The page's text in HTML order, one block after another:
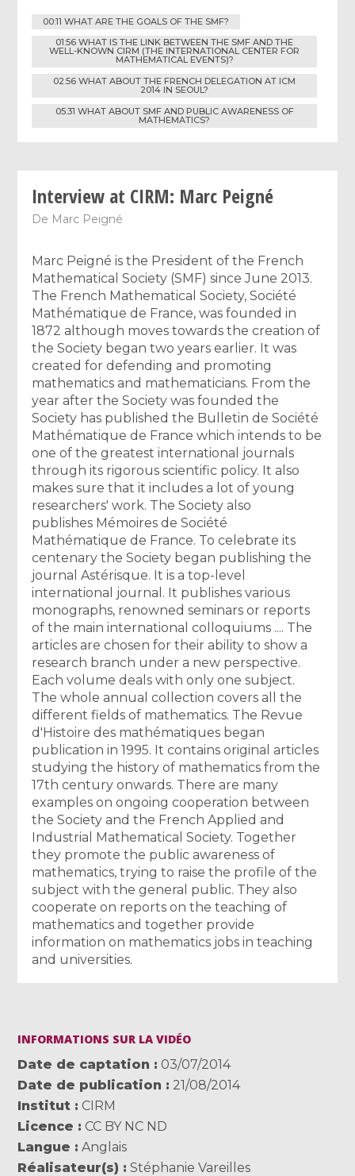
00:11 WHAT ARE THE GOALS OF THE SMF?
01:56 WHAT IS THE LINK BETWEEN THE SMF AND THE
WELL-KNOWN CIRM (THE INTERNATIONAL CENTER FOR
MATHEMATICAL EVENTS)?
02:56 WHAT ABOUT THE FRENCH DELEGATION AT ICM
2014 IN SEOUL?
05:31 WHAT ABOUT SMF AND PUBLIC AWARENESS OF
MATHEMATICS?
Interview at CIRM: Marc Peigné
De Marc Peigné
Marc Peigné is the President of the French
Mathematical Society (SMF) since June 2013.
The French Mathematical Society, Société
Mathématique de France, was founded in
1872 although moves towards the creation of
the Society began two years earlier. It was
created for defending and promoting
mathematics and mathematicians. From the
year after the Society was founded the
Society has published the Bulletin de Société
Mathématique de France which intends to be
one of the greatest international journals
through its rigorous scientific policy. It also
makes sure that it includes a lot of young
researchers' work. The Society also
publishes Mémoires de Société
Mathématique de France. To celebrate its
centenary the Society began publishing the
journal Astérisque. It is a top-level
international journal. It publishes various
monographs, renowned seminars or reports
of the main international colloquiums .... The
articles are chosen for their ability to show a
research branch under a new perspective.
Each volume deals with only one subject.
The whole annual collection covers all the
different fields of mathematics. The Revue
d'Histoire des mathématiques began
publication in 1995. It contains original articles
studying the history of mathematics from the
17th century onwards. There are many
examples on ongoing cooperation between
the Society and the French Applied and
Industrial Mathematical Society. Together
they promote the public awareness of
mathematics, trying to raise the profile of the
subject with the general public. They also
cooperate on reports on the teaching of
mathematics and together provide
information on mathematics jobs in teaching
and universities.
INFORMATIONS SUR LA VIDÉO
Date de captation
03/07/2014
Date de publication
21/08/2014
Institut
CIRM
Licence
CC BY NC ND
Langue
Anglais
Réalisateur(s)
Stéphanie Vareilles